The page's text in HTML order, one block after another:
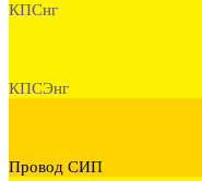
КПСнг
КПСЭнг
Провод СИП